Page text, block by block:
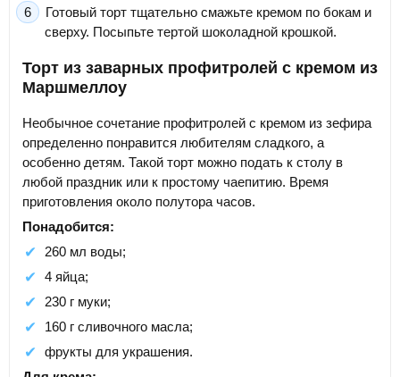
Готовый торт тщательно смажьте кремом по бокам и
сверху. Посыпьте тертой шоколадной крошкой.
Торт из заварных профитролей с кремом из
Маршмеллоу
Необычное сочетание профитролей с кремом из зефира
определенно понравится любителям сладкого, а
особенно детям. Такой торт можно подать к столу в
любой праздник или к простому чаепитию. Время
приготовления около полутора часов.
Понадобится:
260 мл воды;
4 яйца;
230 г муки;
160 г сливочного масла;
фрукты для украшения.